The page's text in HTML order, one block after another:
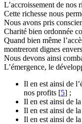
L’accroissement de nos
Cette richesse nous
Nous avons pris
Charité bien ordonnée
Quand bien même
montreront dignes
Nous devons ainsi
L’émergence, le
Il en est ainsi de
nos profits [5] ;
Il en est ainsi de
Il en est ainsi de
Il en est ainsi de